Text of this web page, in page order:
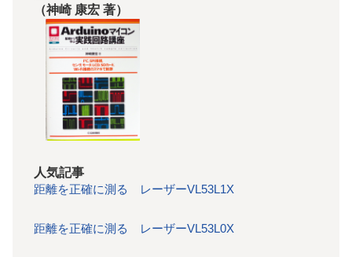
（神崎 康宏 著）
人気記事
距離を正確に測る レーザーVL53L1X
距離を正確に測る レーザーVL53L0X